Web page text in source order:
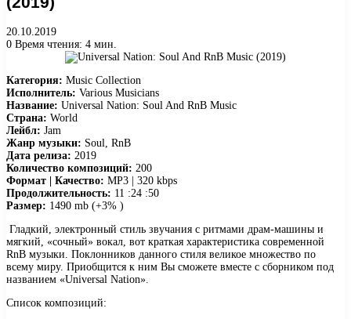
20.10.2019
0 Время чтения: 4 мин.
Категория: Music Collection
Исполнитель: Various Musicians
Название: Universal Nation: Soul And RnB Music
Страна: World
Лейбл: Jam
Жанр музыки: Soul, RnB
Дата релиза: 2019
Количество композиций: 200
Формат | Качество: MP3 | 320 kbps
Продолжительность: 11 :24 :50
Размер: 1490 mb (+3% )
Гладкий, электронный стиль звучания с ритмами драм-машины и
мягкий, «сочный» вокал, вот краткая характеристика современной
RnB музыки. Поклонников данного стиля великое множество по
всему миру. Приобщится к ним Вы сможете вместе с сборником под
названием «Universal Nation».
Список композиций: